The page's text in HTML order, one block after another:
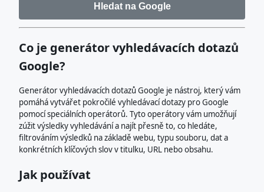
Hledat na Google
Co je generátor vyhledávacích dotazů
Google?
Generátor vyhledávacích dotazů Google je nástroj, který vám
pomáhá vytvářet pokročilé vyhledávací dotazy pro Google
pomocí speciálních operátorů. Tyto operátory vám umožňují
zúžit výsledky vyhledávání a najít přesně to, co hledáte,
filtrováním výsledků na základě webu, typu souboru, dat a
konkrétních klíčových slov v titulku, URL nebo obsahu.
Jak používat